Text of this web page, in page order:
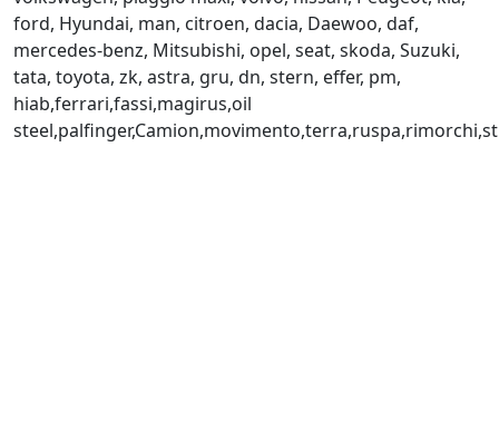
ford, Hyundai, man, citroen, dacia, Daewoo, daf,
mercedes-benz, Mitsubishi, opel, seat, skoda, Suzuki,
tata, toyota, zk, astra, gru, dn, stern, effer, pm,
hiab,ferrari,fassi,magirus,oil